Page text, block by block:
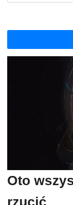
Oto
rzucić